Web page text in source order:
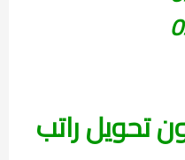
تحويل راتب